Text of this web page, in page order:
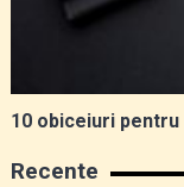
10 obiceiuri
Recente